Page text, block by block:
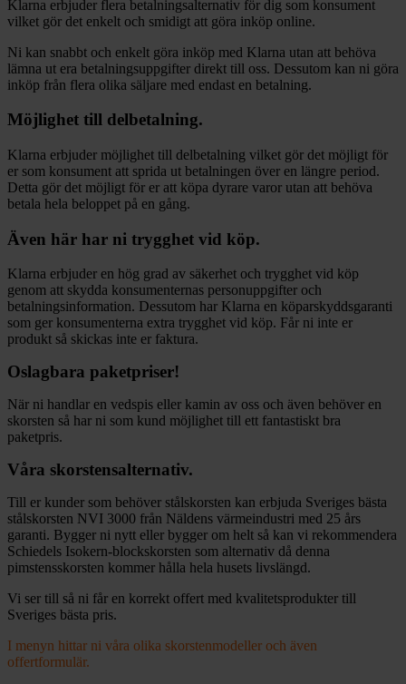
Klarna erbjuder flera betalningsalternativ för dig som konsument
vilket gör det enkelt och smidigt att göra inköp online.
Ni kan snabbt och enkelt göra inköp med Klarna utan att behöva
lämna ut era betalningsuppgifter direkt till oss. Dessutom kan ni göra
inköp från flera olika säljare med endast en betalning.
Möjlighet till delbetalning.
Klarna erbjuder möjlighet till delbetalning vilket gör det möjligt för
er som konsument att sprida ut betalningen över en längre period.
Detta gör det möjligt för er att köpa dyrare varor utan att behöva
betala hela beloppet på en gång.
Även här har ni trygghet vid köp.
Klarna erbjuder en hög grad av säkerhet och trygghet vid köp
genom att skydda konsumenternas personuppgifter och
betalningsinformation. Dessutom har Klarna en köparskyddsgaranti
som ger konsumenterna extra trygghet vid köp. Får ni inte er
produkt så skickas inte er faktura.
Oslagbara paketpriser!
När ni handlar en vedspis eller kamin av oss och även behöver en
skorsten så har ni som kund möjlighet till ett fantastiskt bra
paketpris.
Våra skorstensalternativ.
Till er kunder som behöver stålskorsten kan erbjuda Sveriges bästa
stålskorsten NVI 3000 från Näldens värmeindustri med 25 års
garanti. Bygger ni nytt eller bygger om helt så kan vi rekommendera
Schiedels Isokern-blockskorsten som alternativ då denna
pimstensskorsten kommer hålla hela husets livslängd.
Vi ser till så ni får en korrekt offert med kvalitetsprodukter till
Sveriges bästa pris.
I menyn hittar ni våra olika skorstenmodeller och även
offertformulär.